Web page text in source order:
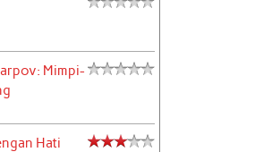
Mimpi-
Hati